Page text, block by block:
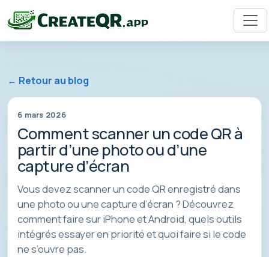
← Retour au blog
6 mars 2026
Comment scanner un code QR à
partir d’une photo ou d’une
capture d’écran
Vous devez scanner un code QR enregistré dans
une photo ou une capture d’écran ? Découvrez
comment faire sur iPhone et Android, quels outils
intégrés essayer en priorité et quoi faire si le code
ne s’ouvre pas.